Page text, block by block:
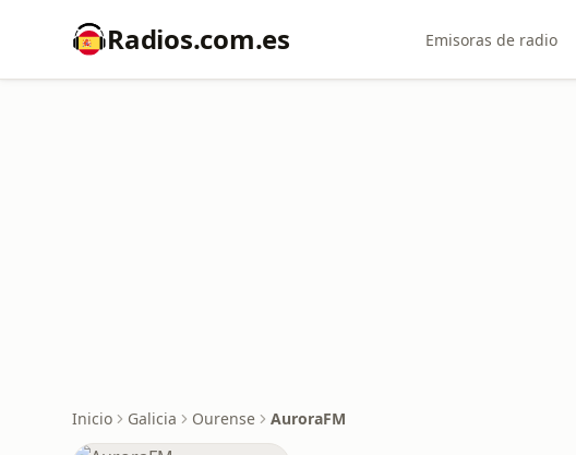
Radios.com.es Emisoras de radio
Inicio Galicia Ourense AuroraFM